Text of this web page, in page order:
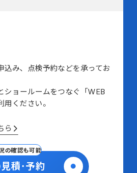
込み、点検予約などを承ってお
ショールームをつなぐ
「WEB
用ください。
ら
の確認も可能
積･予約